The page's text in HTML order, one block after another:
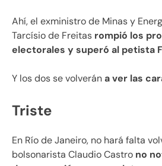
Ahí, el exministro de Minas y
Tarcísio de Freitas rompió los
electorales y superó al petista
Y los dos se volverána ver las
Triste
En Río de Janeiro, no hará falta
bolsonarista Claudio Castro no